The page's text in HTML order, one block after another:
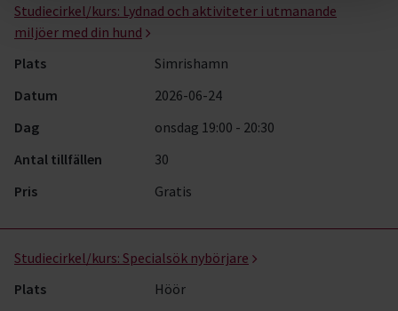
Studiecirkel/kurs: Lydnad och aktiviteter i utmanande
miljöer med din hund
Plats
Simrishamn
Datum
2026-06-24
Dag
onsdag 19:00 - 20:30
Antal tillfällen
30
Pris
Gratis
Studiecirkel/kurs: Specialsök nybörjare
Plats
Höör